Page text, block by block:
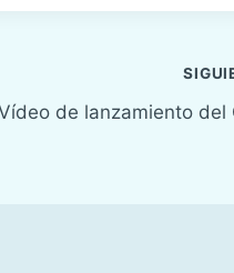
de lanzamiento del